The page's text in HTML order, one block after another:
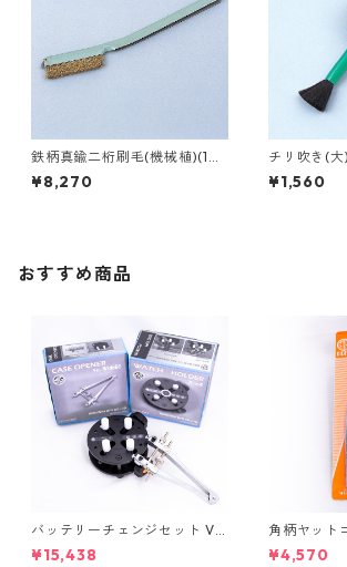
鉄柄真鍮二桁刷毛(機械植)(1
タ゛ース) 12pcs【ART2302
0】
¥8,270
チリ吹き(大
¥1,560
おすすめ商品
バッテリーチェンジセット Ve
r. Wide60【ART77210】
¥15,438
角柄ヤット
0】
¥4,570